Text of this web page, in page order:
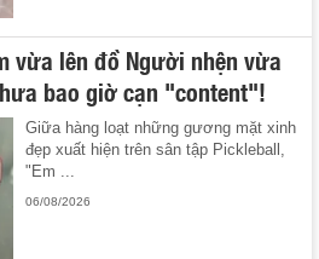
vừa lên đồ Người nhện vừa
bao giờ cạn "content"!
Giữa hàng loạt những gương mặt xinh
đẹp xuất hiện trên sân tập Pickleball,
"Em ...
06/08/2026